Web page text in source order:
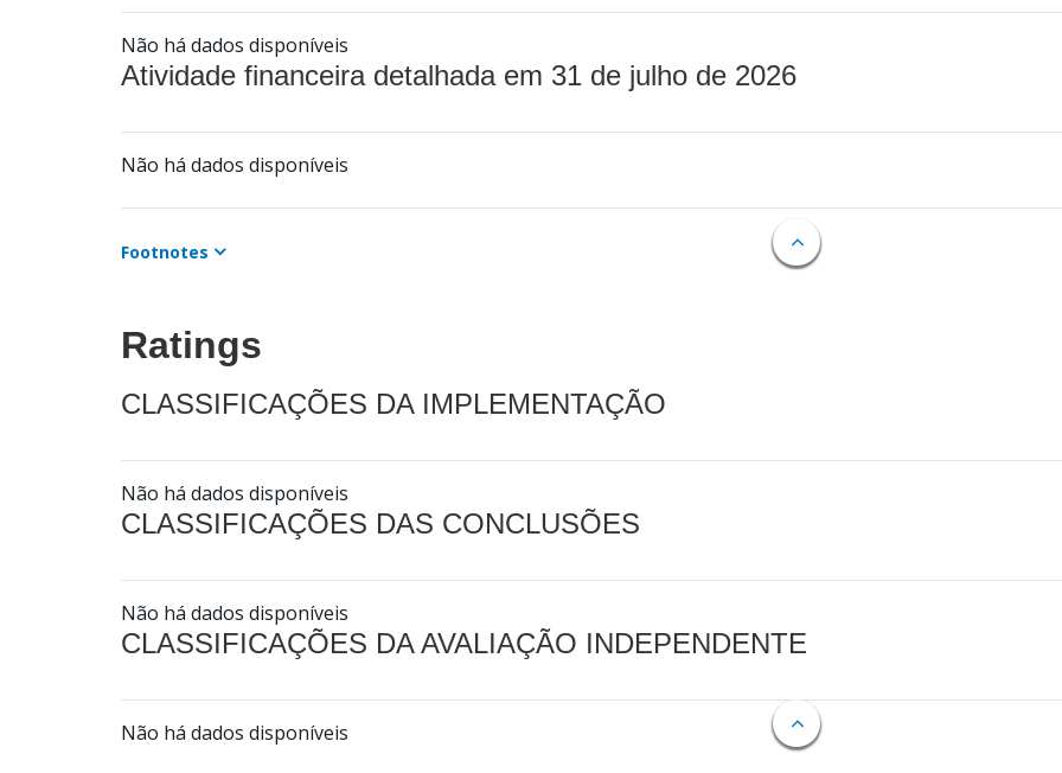
Não há dados disponíveis
Atividade financeira detalhada em 31 de julho de 2026
Não há dados disponíveis
Footnotes
Ratings
CLASSIFICAÇÕES DA IMPLEMENTAÇÃO
Não há dados disponíveis
CLASSIFICAÇÕES DAS CONCLUSÕES
Não há dados disponíveis
CLASSIFICAÇÕES DA AVALIAÇÃO INDEPENDENTE
Não há dados disponíveis